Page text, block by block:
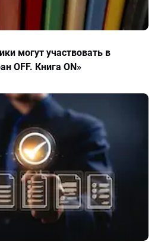
могут участвовать в
OFF. Книга ON»